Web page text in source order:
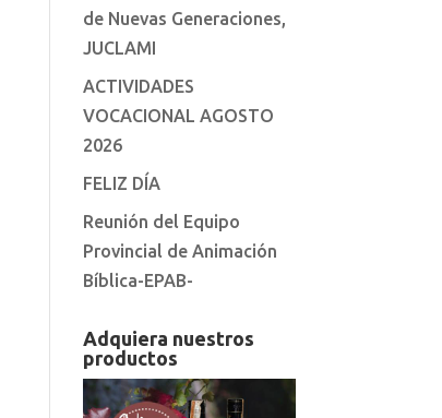
de Nuevas Generaciones,
JUCLAMI
ACTIVIDADES
VOCACIONAL AGOSTO
2026
FELIZ DÍA
Reunión del Equipo
Provincial de Animación
Bíblica-EPAB-
Adquiera nuestros
productos